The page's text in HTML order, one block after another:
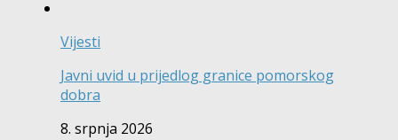
Vijesti
Javni uvid u prijedlog granice pomorskog
dobra
8. srpnja 2026